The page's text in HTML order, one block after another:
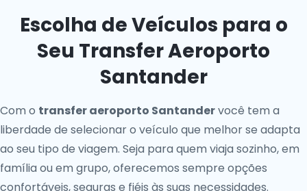
Escolha de Veículos para o
Seu Transfer Aeroporto
Santander
Com o transfer aeroporto Santandervocê tem a
liberdade de selecionar o veículo que melhor se adapta
ao seu tipo de viagem. Seja para quem viaja sozinho, em
família ou em grupo, oferecemos sempre opções
confortáveis, seguras e fiéis às suas necessidades.